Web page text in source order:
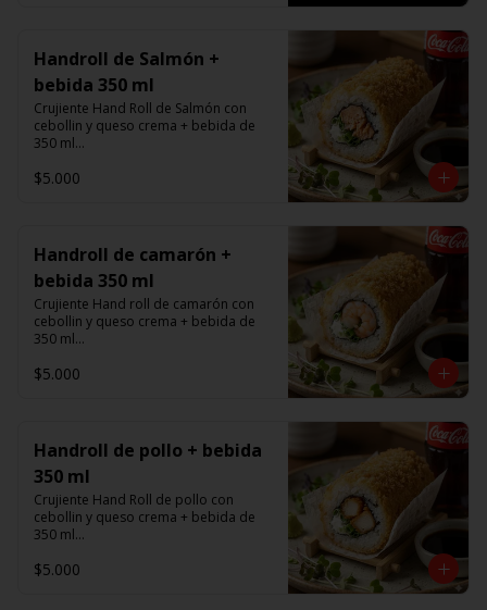
Handroll de Salmón +
bebida 350 ml
Crujiente Hand Roll de Salmón con
cebollin y queso crema + bebida de
350 ml
Promoción valida de Lunes a viernes
$5.000
Handroll de camarón +
bebida 350 ml
Crujiente Hand roll de camarón con
cebollin y queso crema + bebida de
350 ml
Promoción valida de Lunes a viernes
$5.000
Handroll de pollo + bebida
350 ml
Crujiente Hand Roll de pollo con
cebollin y queso crema + bebida de
350 ml
Promoción valida de Lunes a viernes
$5.000